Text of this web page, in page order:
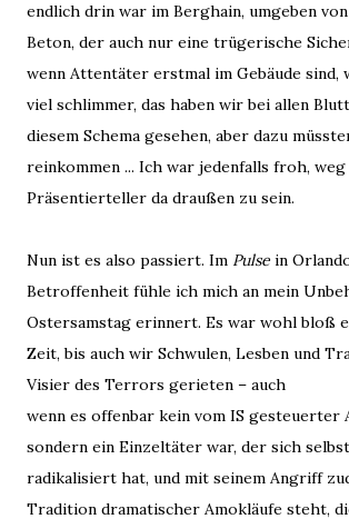
endlich drin war im Berghain, umgeben
Beton, der auch nur eine trügerische
wenn Attentäter erstmal im Gebäude sind,
viel schlimmer, das haben wir bei allen
diesem Schema gesehen, aber dazu
reinkommen ... Ich war jedenfalls froh, weg
Präsentierteller da draußen zu sein.
Nun ist es also passiert. Im Pulse in
Betroffenheit fühle ich mich an mein
Ostersamstag erinnert. Es war wohl bloß
Zeit, bis auch wir Schwulen, Lesben und
Visier des Terrors gerieten – auch
wenn es offenbar kein vom IS gesteuerter
sondern ein Einzeltäter war, der sich
radikalisiert hat, und mit seinem Angriff
Tradition dramatischer Amokläufe steht,